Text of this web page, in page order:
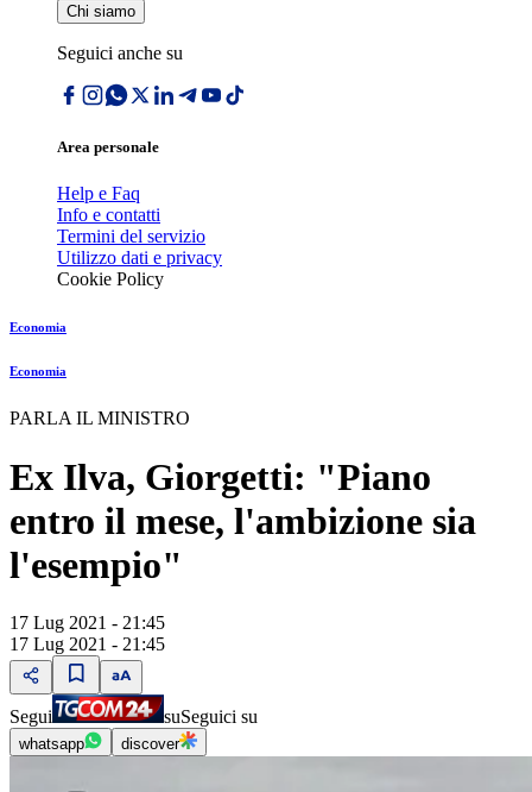
Chi siamo
Seguici anche su
Area personale
Help e Faq
Info e contatti
Termini del servizio
Utilizzo dati e privacy
Cookie Policy
Economia
Economia
PARLA IL MINISTRO
Ex Ilva, Giorgetti: "Piano
entro il mese, l'ambizione sia
l'esempio"
17 Lug 2021 - 21:45
17 Lug 2021 - 21:45
Segui suSeguici su
whatsapp discover